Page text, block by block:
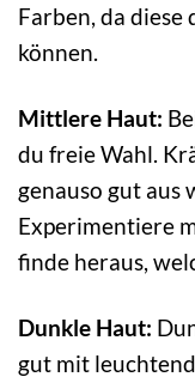
Farben, da diese
können.
Mittlere Haut:
du freie Wahl.
genauso gut aus
Experimentiere
finde heraus,
Dunkle Haut:
gut mit